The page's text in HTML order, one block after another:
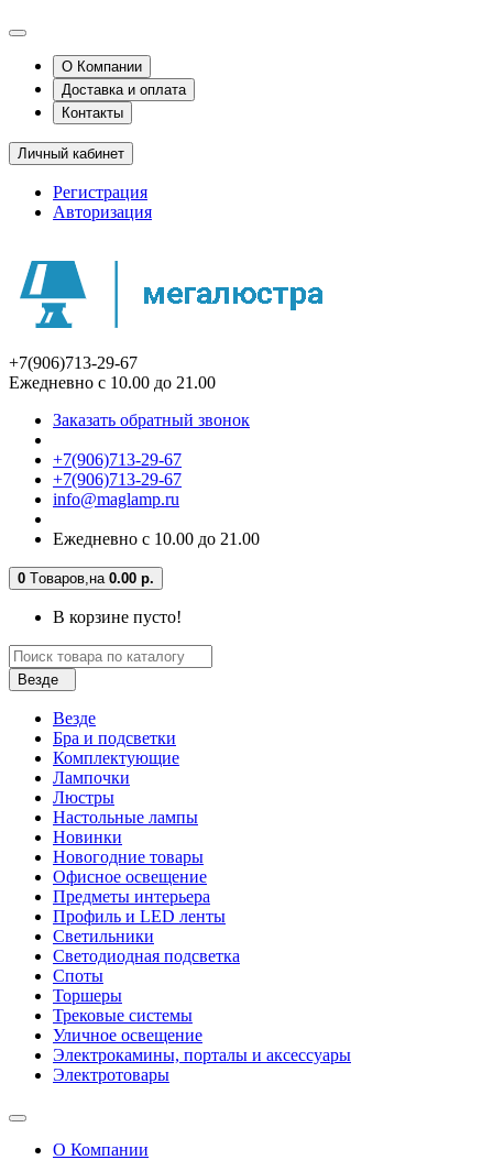
О Компании
Доставка и оплата
Контакты
Личный кабинет
Регистрация
Авторизация
+7(906)713-29-67
Ежедневно с 10.00 до 21.00
Заказать обратный звонок
+7(906)713-29-67
+7(906)713-29-67
info@maglamp.ru
Ежедневно с 10.00 до 21.00
0 Tоваров,на 0.00 р.
В корзине пусто!
Везде
Везде
Бра и подсветки
Комплектующие
Лампочки
Люстры
Настольные лампы
Новинки
Новогодние товары
Офисное освещение
Предметы интерьера
Профиль и LED ленты
Светильники
Светодиодная подсветка
Споты
Торшеры
Трековые системы
Уличное освещение
Электрокамины, порталы и аксессуары
Электротовары
О Компании